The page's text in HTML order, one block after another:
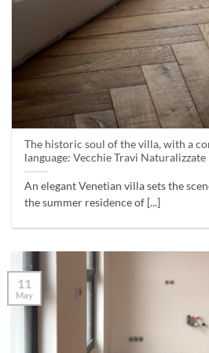
The historic soul of the villa, with a
language: Vecchie Travi
An elegant Venetian villa sets the
the summer residence of [...]
11
May